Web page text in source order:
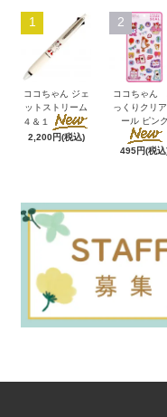
1
ココちゃん ジェ
ットストリーム
４＆１
2,200円(税込)
2
ココちゃん
っくりクリ
ール ピンク
495円(税込